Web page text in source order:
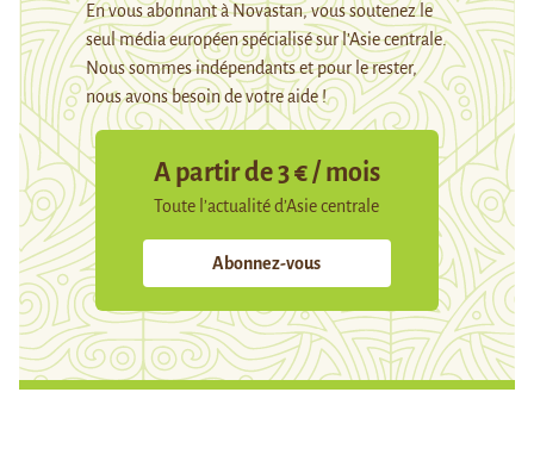
En vous abonnant à Novastan, vous soutenez le
seul média européen spécialisé sur l’Asie centrale.
Nous sommes indépendants et pour le rester,
nous avons besoin de votre aide !
A partir de 3 € / mois
Toute l’actualité d’Asie centrale
Abonnez-vous